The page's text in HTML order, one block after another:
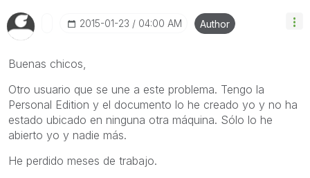
‎2015-01-23 04:00 AM Author
Buenas chicos,
Otro usuario que se une a este problema. Tengo la
Personal Edition y el documento lo he creado yo y no ha
estado ubicado en ninguna otra máquina. Sólo lo he
abierto yo y nadie más.
He perdido meses de trabajo.